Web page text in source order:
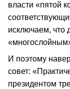
власти «пятой
исключаем, что
И поэтому
совет:
президентом